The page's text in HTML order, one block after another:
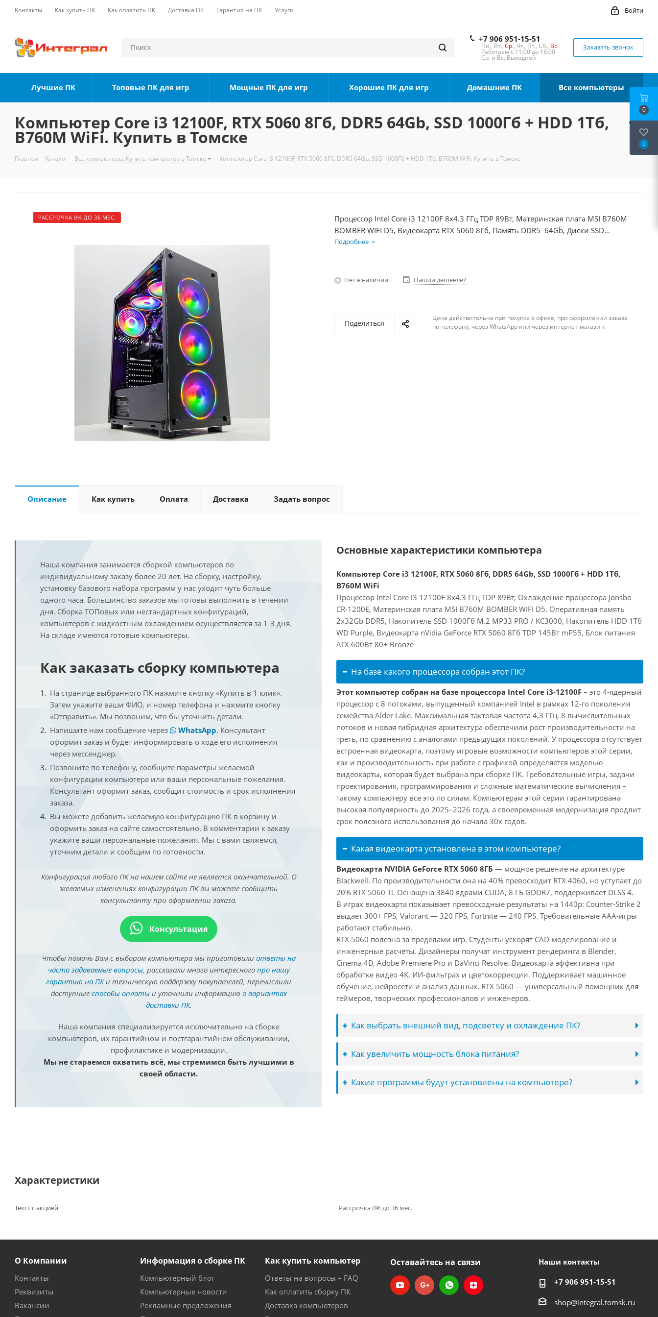
Контакты Как купить ПК Как оплатить ПК Доставка ПК Гарантия на ПК Услуги Войти
+7 906 951-15-51
Пн., Вт., Ср., Чт., Пт., Сб., Вс.
Работаем с 11:00 до 18:00
Ср. и Вс. Выходной
Заказать звонок
Лучшие ПК Топовые ПК для игр Мощные ПК для игр Хорошие ПК для игр Домашние ПК Все компьютеры
Компьютер Core i3 12100F, RTX 5060 8Гб, DDR5 64Gb, SSD 1000Гб + HDD 1Тб,
B760M WiFi. Купить в Томске
Главная - Каталог - Все компьютеры. Купить компьютер в Томске - Компьютер Core i3 12100F, RTX 5060 8Гб, DDR5 64Gb, SSD 1000Гб + HDD 1Тб, B760M WiFi. Купить в Томске
РАССРОЧКА 0% ДО 36 МЕС.
Процессор Intel Core i3 12100F 8x4.3 ГГц TDP 89Вт, Материнская плата MSI B760M
BOMBER WIFI D5, Видеокарта RTX 5060 8Гб, Память DDR5 64Gb, Диски SSD
1000Гб + HDD 1Тб, БП 600Вт
Подробнее
Нет в наличии Нашли дешевле?
Поделиться
Цена действительна при покупке в офисе, при оформлении заказа
по телефону, через WhatsApp или через интернет-магазин.
Описание Как купить Оплата Доставка Задать вопрос
Наша компания занимается сборкой компьютеров по
индивидуальному заказу более 20 лет. На сборку, настройку,
установку базового набора программ у нас уходит чуть больше
одного часа. Большинство заказов мы готовы выполнить в течении
дня. Сборка ТОПовых или нестандартных конфигураций,
компьютеров с жидкостным охлаждением осуществляется за 1-3 дня.
На складе имеются готовые компьютеры.
Как заказать сборку компьютера
На странице выбранного ПК нажмите кнопку «Купить в 1 клик».
Затем укажите ваши ФИО, и номер телефона и нажмите кнопку
«Отправить». Мы позвоним, что бы уточнить детали.
Напишите нам сообщение через
WhatsApp. Консультант
оформит заказ и будет информировать о ходе его исполнения
через мессенджер.
Позвоните по телефону, сообщите параметры желаемой
конфигурации компьютера или ваши персональные пожелания.
Консультант оформит заказ, сообщит стоимость и срок исполнения
заказа.
Вы можете добавить желаемую конфигурацию ПК в корзину и
оформить заказ на сайте самостоятельно. В комментарии к заказу
укажите ваши персональные пожелания. Мы с вами свяжемся,
уточним детали и сообщим по готовности.
Конфигурация любого ПК на нашем сайте не является окончательной. О
желаемых изменениях конфигурации ПК вы можете сообщить
консультанту при оформлении заказа.
Консультация
Чтобы помочь Вам с выбором компьютера мы приготовили ответы на
часто задаваемые вопросы, рассказали много интересного про нашу
гарантию на ПКи техническую поддержку покупателей, перечислили
доступные способы оплатыи уточнили информацию о вариантах
доставки ПК.
Наша компания специализируется исключительно на сборке
компьютеров, их гарантийном и постгарантийном обслуживании,
профилактике и модернизации.
Мы не стараемся охватить всё, мы стремимся быть лучшими в
своей области.
Основные характеристики компьютера
Компьютер Core i3 12100F, RTX 5060 8Гб, DDR5 64Gb, SSD 1000Гб + HDD 1Тб,
B760M WiFi
Процессор Intel Core i3 12100F 8x4.3 ГГц TDP 89Вт, Охлаждение процессора Jonsbo
CR-1200E, Материнская плата MSI B760M BOMBER WIFI D5, Оперативная память
2x32Gb DDR5, Накопитель SSD 1000Гб M.2 MP33 PRO / KC3000, Накопитель HDD 1Тб
WD Purple, Видеокарта nVidia GeForce RTX 5060 8Гб TDP 145Вт mP55, Блок питания
ATX 600Вт 80+ Bronze
На базе какого процессора собран этот ПК?
Этот компьютер собран на базе процессора Intel Core i3-12100F – это 4-ядерный
процессор с 8 потоками, выпущенный компанией Intel в рамках 12-го поколения
семейства Alder Lake. Максимальная тактовая частота 4,3 ГГц, 8 вычислительных
потоков и новая гибридная архитектура обеспечили рост производительности на
треть, по сравнению с аналогами предыдущих поколений. У процессора отсутствует
встроенная видеокарта, поэтому игровые возможности компьютеров этой серии,
как и производительность при работе с графикой определяется моделью
видеокарты, которая будет выбрана при сборке ПК. Требовательные игры, задачи
проектирования, программирования и сложные математические вычисления –
такому компьютеру все это по силам. Компьютерам этой серии гарантирована
высокая популярность до 2025–2026 года, а своевременная модернизация продлит
срок полезного использования до начала 30х годов.
Какая видеокарта установлена в этом компьютере?
Видеокарта NVIDIA GeForce RTX 5060 8ГБ — мощное решение на архитектуре
Blackwell. По производительности она на 40% превосходит RTX 4060, но уступает до
20% RTX 5060 Ti. Оснащена 3840 ядрами CUDA, 8 ГБ GDDR7, поддерживает DLSS 4.
В играх видеокарта показывает превосходные результаты на 1440p: Counter-Strike 2
выдаёт 300+ FPS, Valorant — 320 FPS, Fortnite — 240 FPS. Требовательные AAA-игры
работают стабильно.
RTX 5060 полезна за пределами игр. Студенты ускорят CAD-моделирование и
инженерные расчёты. Дизайнеры получат инструмент рендеринга в Blender,
Cinema 4D, Adobe Premiere Pro и DaVinci Resolve. Видеокарта эффективна при
обработке видео 4K, ИИ-фильтрах и цветокоррекции. Поддерживает машинное
обучение, нейросети и анализ данных. RTX 5060 — универсальный помощник для
геймеров, творческих профессионалов и инженеров.
Как выбрать внешний вид, подсветку и охлаждение ПК?
Как увеличить мощность блока питания?
Какие программы будут установлены на компьютере?
Характеристики
Текст с акцией Рассрочка 0% до 36 мес.
О Компании
Контакты
Реквизиты
Вакансии
Информация о сборке ПК
Компьютерный блог
Компьютерные новости
Рекламные предложения
Как купить компьютер
Ответы на вопросы – FAQ
Как оплатить сборку ПК
Доставка компьютеров
Оставайтесь на связи Наши контакты
+7 906 951-15-51
shop@integral.tomsk.ru
0
0